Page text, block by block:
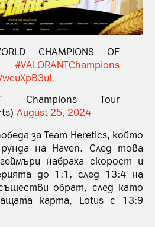
CHAMPIONS OF
#VALORANTChampions
Champions Tour
August 25, 2024
за Team Heretics, който
на Haven. След това
набраха скорост и
до 1:1, след 13:4 на
обрат, след като
карта, Lotus с 13:9